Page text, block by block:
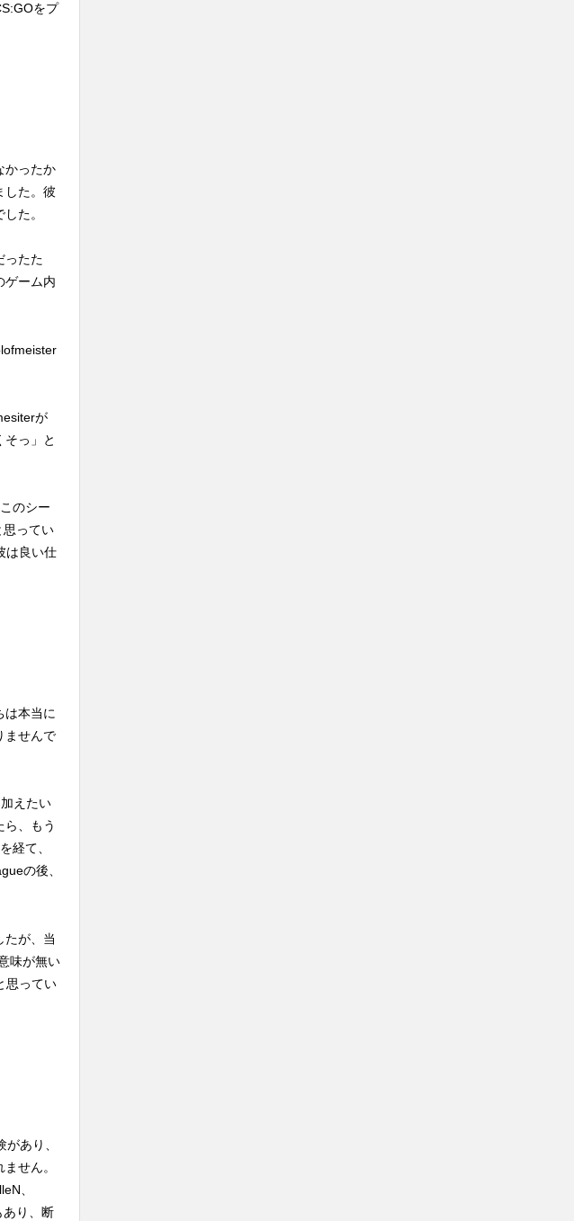
をプ
かったか
した。彼
た。
ったた
ゲーム内
が
そっ」と
のシー
思ってい
は良い仕
は本当に
ませんで
えたい
、もう
経て、
の後、
たが、当
味が無い
思ってい
あり、
せん。
、
あり、断